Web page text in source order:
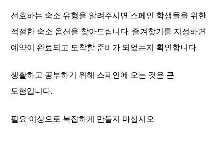
선호하는 숙소 유형을 알려주시면 스페인 학생들을 위한
적절한 숙소 옵션을 찾아드립니다. 즐겨찾기를 지정하면
예약이 완료되고 도착할 준비가 되었는지 확인합니다.
생활하고 공부하기 위해 스페인에 오는 것은 큰
모험입니다.
필요 이상으로 복잡하게 만들지 마십시오.